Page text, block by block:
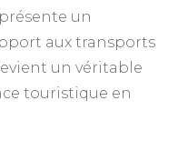
un
aux transports
un véritable
touristique en